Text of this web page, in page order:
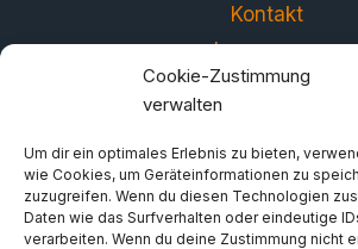
Cookie-Zustimmung
verwalten
Um dir ein optimales Erlebnis zu bieten,
wie Cookies, um Geräteinformationen zu
zuzugreifen. Wenn du diesen Technologien
Daten wie das Surfverhalten oder eindeutige
verarbeiten. Wenn du deine Zustimmung nicht
Kontakt
Impressum